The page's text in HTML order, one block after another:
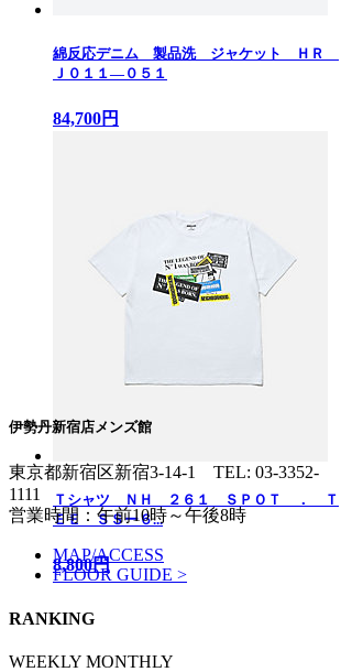
綿反応デニム 製品洗 ジャケット ＨＲ
Ｊ０１１—０５１
84,700円
Ｔシャツ ＮＨ ２６１ ＳＰＯＴ ． Ｔ
ＥＥ ＳＳー６...
8,800円
伊勢丹新宿店メンズ館
東京都新宿区新宿3-14-1 TEL: 03-3352-
1111
営業時間：午前10時～午後8時
MAP/ACCESS
FLOOR GUIDE >
RANKING
WEEKLY MONTHLY